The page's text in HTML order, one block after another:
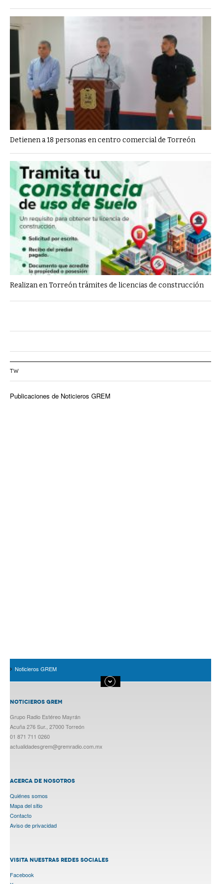
Detienen a 18 personas en centro comercial de Torreón
Realizan en Torreón trámites de licencias de construcción
TW
Publicaciones de Noticieros GREM
Noticieros GREM
NOTICIEROS GREM
Grupo Radio Estéreo Mayrán
Acuña 276 Sur., 27000 Torreón
01 871 711 0260
actualidadesgrem@gremradio.com.mx
ACERCA DE NOSOTROS
Quiénes somos
Mapa del sitio
Contacto
Aviso de privacidad
VISITA NUESTRAS REDES SOCIALES
Facebook